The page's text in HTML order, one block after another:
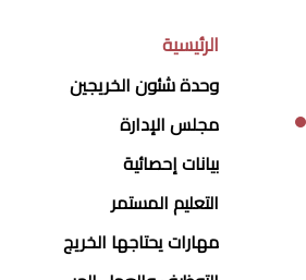
ALUMNI_AFFAIRS_UNIT_MENU
الرئيسية
وحدة شئون الخريجين
مجلس الإدارة
بيانات إحصائية
التعليم المستمر
مهارات يحتاجها الخريج